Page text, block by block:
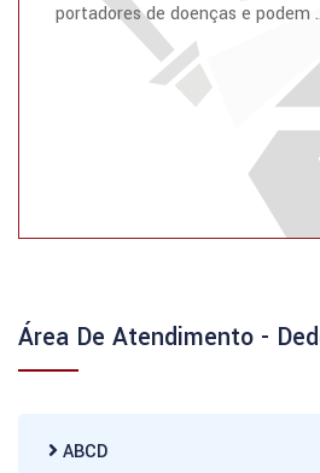
portadores de doenças e podem
Área De Atendimento -
ABCD